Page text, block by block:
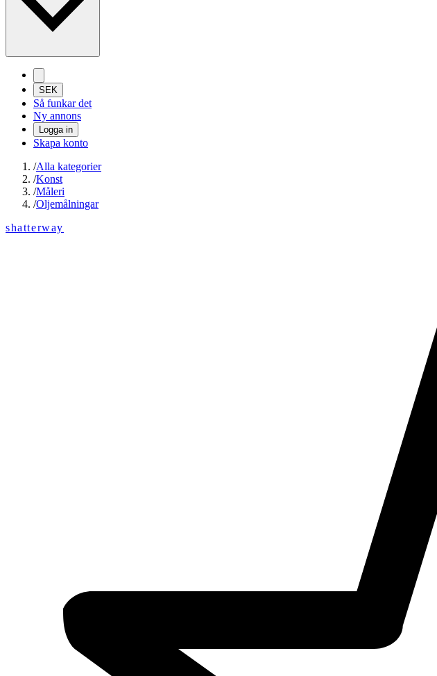
SEK
Så funkar det
Ny annons
Logga in
Skapa konto
/Alla kategorier
/Konst
/Måleri
/Oljemålningar
shatterway